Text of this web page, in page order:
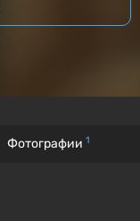
Фотографии 1